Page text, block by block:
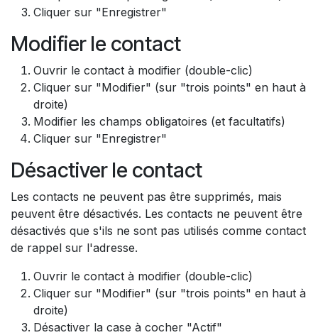
Cliquer sur "Enregistrer"
Modifier le contact
Ouvrir le contact à modifier (double-clic)
Cliquer sur "Modifier" (sur "trois points" en haut à
droite)
Modifier les champs obligatoires (et facultatifs)
Cliquer sur "Enregistrer"
Désactiver le contact
Les contacts ne peuvent pas être supprimés, mais
peuvent être désactivés. Les contacts ne peuvent être
désactivés que s'ils ne sont pas utilisés comme contact
de rappel sur l'adresse.
Ouvrir le contact à modifier (double-clic)
Cliquer sur "Modifier" (sur "trois points" en haut à
droite)
Désactiver la case à cocher "Actif"